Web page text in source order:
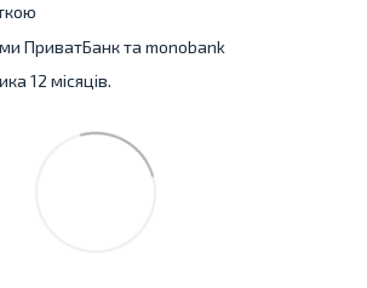
ПриватБанк та monobank
12 місяців.